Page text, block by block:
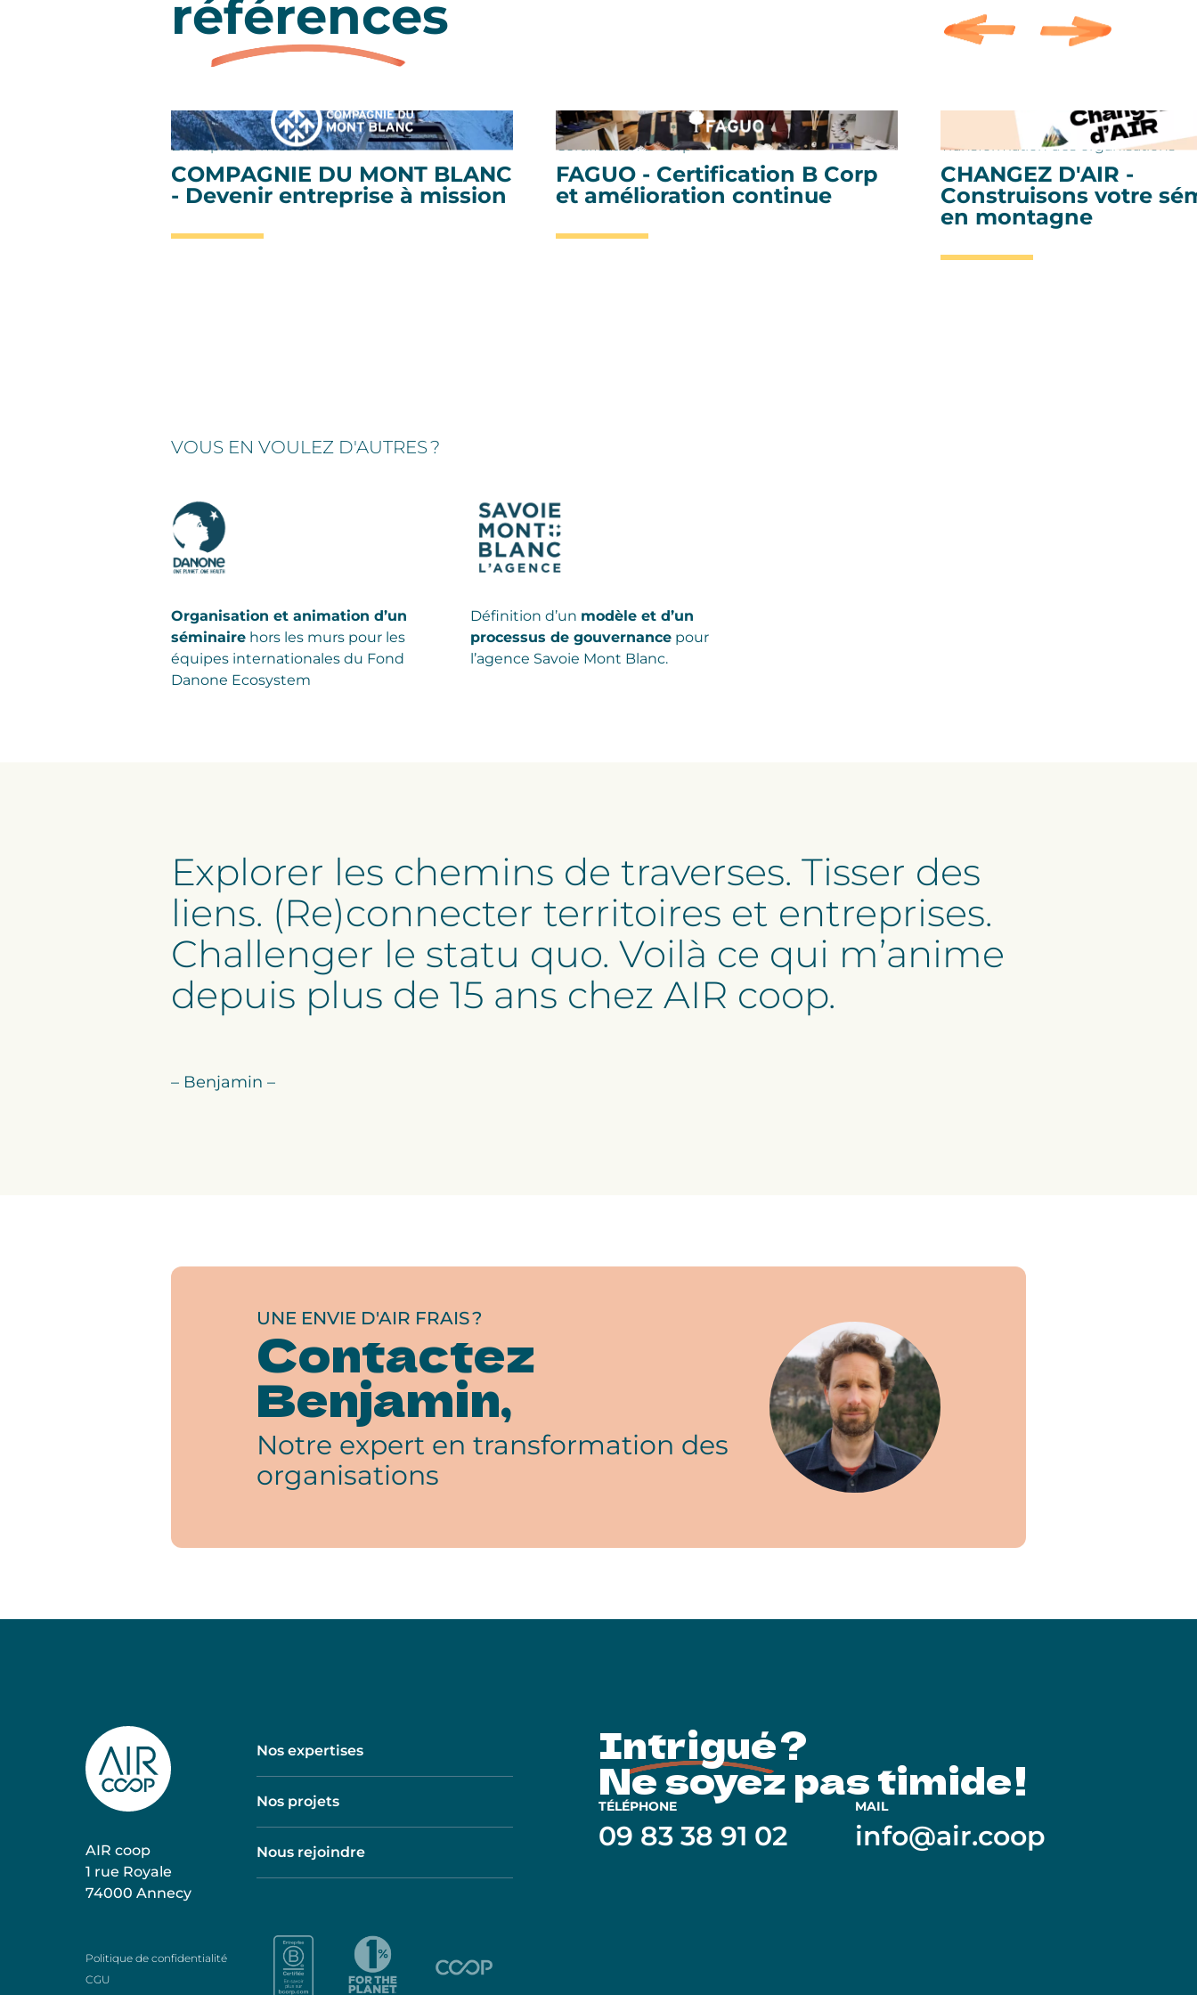
références
Entreprise à mission
COMPAGNIE DU MONT BLANC
- Devenir entreprise à mission
Certification B Corp
FAGUO - Certification B Corp
et amélioration continue
Transformation des organisations
CHANGEZ D'AIR -
Construisons votre
en montagne
VOUS EN VOULEZ D'AUTRES ?
Organisation et animation d’un
séminaire hors les murs pour les
équipes internationales du Fond
Danone Ecosystem
Définition d’un modèle et d’un
processus de gouvernance pour
l’agence Savoie Mont Blanc.
Explorer les chemins de traverses. Tisser des
liens. (Re)connecter territoires et entreprises.
Challenger le statu quo. Voilà ce qui m’anime
depuis plus de 15 ans chez AIR coop.
– Benjamin –
UNE ENVIE D'AIR FRAIS ?
Contactez
Benjamin,
Notre expert en transformation des
organisations
Intrigué ?
Ne soyez pas timide !
TÉLÉPHONE
09 83 38 91 02
MAIL
info@air.coop
Nos expertises
Nos projets
Nous rejoindre
AIR coop
1 rue Royale
74000 Annecy
Politique de confidentialité
CGU